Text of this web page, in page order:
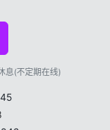
息(不定期在线)